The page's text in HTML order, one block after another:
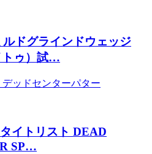
ドグラインドウェッジ
ゥ）試…
イトリスト DEAD
SP…